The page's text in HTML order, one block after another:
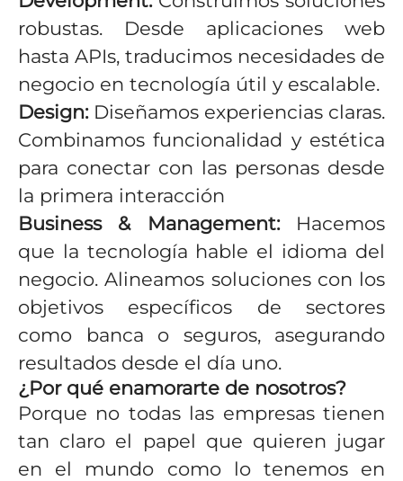
robustas. Desde aplicaciones web
hasta APIs, traducimos necesidades de
negocio en tecnología útil y escalable.
Design:Diseñamos experiencias claras.
Combinamos funcionalidad y estética
para conectar con las personas desde
la primera interacción
Business & Management:Hacemos
que la tecnología hable el idioma del
negocio. Alineamos soluciones con los
objetivos específicos de sectores
como banca o seguros, asegurando
resultados desde el día uno.
¿Por qué enamorarte de nosotros?
Porque no todas las empresas tienen
tan claro el papel que quieren jugar
en el mundo como lo tenemos en